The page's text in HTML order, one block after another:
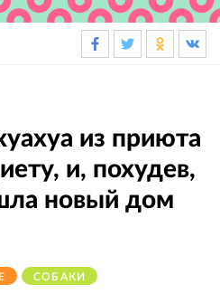
из приюта
и, похудев,
новый дом
СОБАКИ